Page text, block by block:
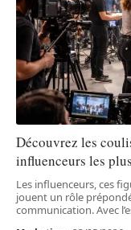
Découvrez les
influenceurs les
Les influenceurs, ces
jouent un rôle
communication. Avec